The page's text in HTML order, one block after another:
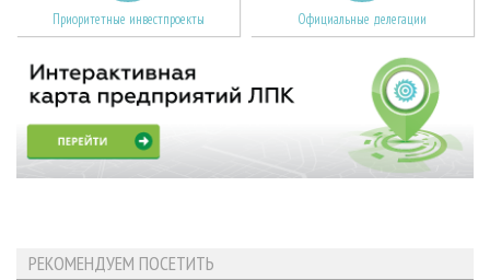
Приоритетные инвестпроекты Официальные делегации
РЕКОМЕНДУЕМ ПОСЕТИТЬ